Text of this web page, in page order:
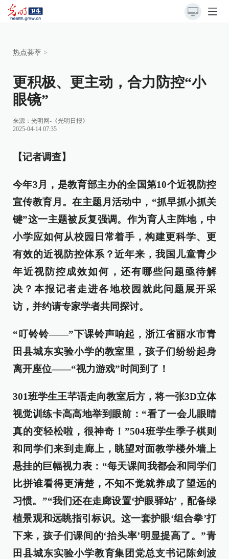
热点荟萃 >
更积极、更主动，合力防控“小
眼镜”
来源： 光明网-《光明日报》
2025-04-14 07:35
【记者调查】
今年3月，是教育部主办的全国第10个近视防控
宣传教育月。在主题月活动中，“抓早抓小抓关
键”这一主题被反复强调。作为育人主阵地，中
小学应如何从校园日常着手，构建更科学、更
有效的近视防控体系？近年来，我国儿童青少
年近视防控成效如何，还有哪些问题亟待解
决？本报记者走进各地校园就此问题展开采
访，并约请专家学者共同探讨。
“叮铃铃——”下课铃声响起，浙江省丽水市青
田县城东实验小学的教室里，孩子们纷纷起身
离开座位——“视力游戏”时间到了！
301班学生王芊语走向教室后方，将一张3D立体
视觉训练卡高高地举到眼前：“看了一会儿眼睛
真的变轻松啦，很神奇！”504班学生季子棋则
和同学们来到走廊上，眺望对面教学楼外墙上
悬挂的巨幅视力表：“每天课间我都会和同学们
比拼谁看得更清楚，不知不觉就养成了望远的
习惯。”“我们还在走廊设置‘护眼驿站’，配备绿
植景观和远眺指引标识。这一套护眼‘组合拳’打
下来，孩子们课间的‘抬头率’明显提高了。”青
田县城东实验小学教育集团党总支书记陈剑波